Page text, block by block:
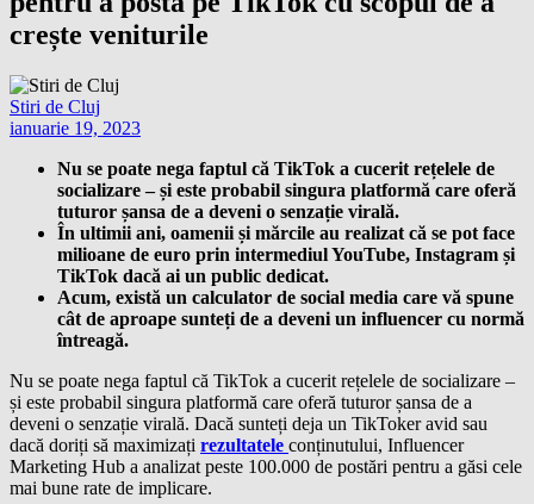
crește veniturile
Stiri de Cluj
ianuarie 19, 2023
Nu se poate nega faptul că TikTok a cucerit rețelele de
socializare – și este probabil singura platformă care oferă
tuturor șansa de a deveni o senzație virală.
În ultimii ani, oamenii și mărcile au realizat că se pot face
milioane de euro prin intermediul YouTube, Instagram și
TikTok dacă ai un public dedicat.
Acum, există un calculator de social media care vă spune
cât de aproape sunteți de a deveni un influencer cu normă
întreagă.
Nu se poate nega faptul că TikTok a cucerit rețelele de socializare –
și este probabil singura platformă care oferă tuturor șansa de a
deveni o senzație virală. Dacă sunteți deja un TikToker avid sau
dacă doriți să maximizați rezultatele conținutului, Influencer
Marketing Hub a analizat peste 100.000 de postări pentru a găsi cele
mai bune rate de implicare.